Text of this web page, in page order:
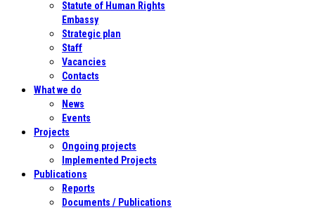
Statute of Human Rights
Embassy
Strategic plan
Staff
Vacancies
Contacts
What we do
News
Events
Projects
Ongoing projects
Implemented Projects
Publications
Reports
Documents / Publications